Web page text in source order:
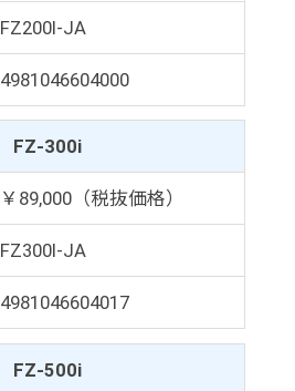
FZ200I-JA
4981046604000
FZ-300i
￥89,000（税抜価格）
FZ300I-JA
4981046604017
FZ-500i